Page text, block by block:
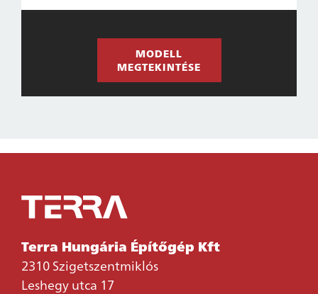
MODELL
MEGTEKINTÉSE
Terra Hungária Építőgép Kft
2310 Szigetszentmiklós
Leshegy utca 17